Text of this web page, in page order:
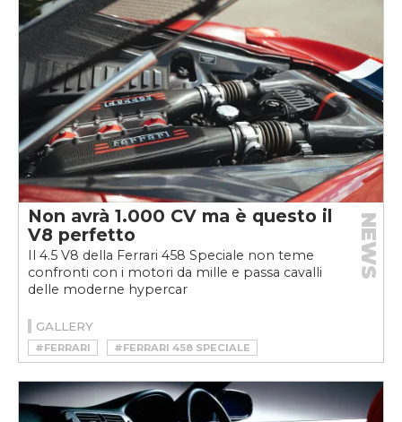
Non avrà 1.000 CV ma è questo il
V8 perfetto
Il 4.5 V8 della Ferrari 458 Speciale non teme
confronti con i motori da mille e passa cavalli
delle moderne hypercar
NEWS
GALLERY
#FERRARI #FERRARI 458 SPECIALE